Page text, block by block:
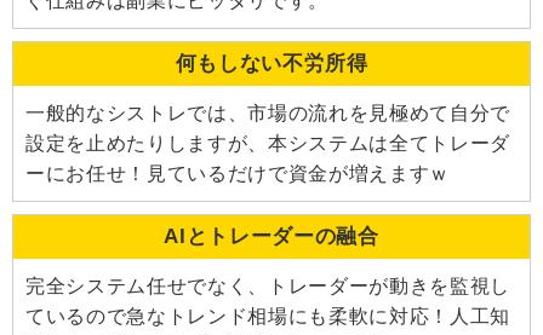
何もしない不労所得
一般的なシストレでは、市場の流れを見極めて自分で
設定を止めたりしますが、本システムは全てトレーダ
ーにお任せ！見ているだけで資金が増えますｗ
AIとトレーダーの融合
完全システム任せでなく、トレーダーが動きを監視し
ているので急なトレンド相場にも柔軟に対応！人工知